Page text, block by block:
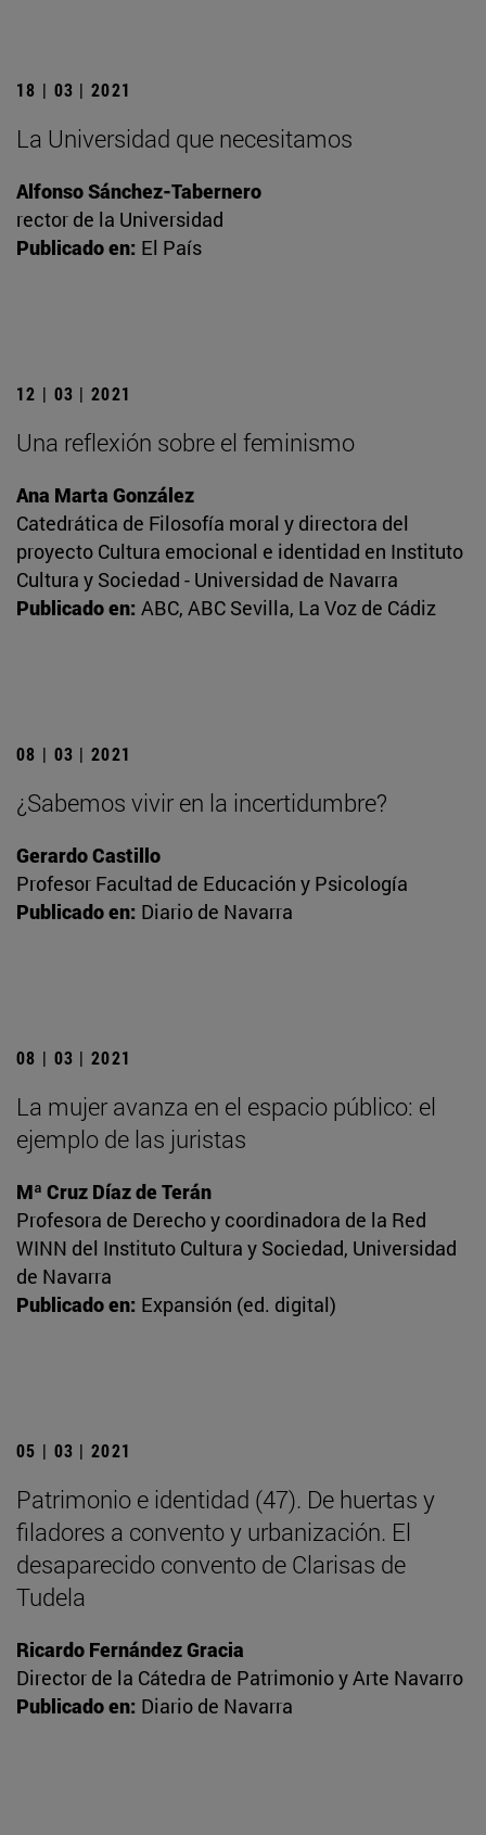
18 | 03 | 2021
La Universidad que necesitamos
Alfonso Sánchez-Tabernero
rector de la Universidad
Publicado en: El País
12 | 03 | 2021
Una reflexión sobre el feminismo
Ana Marta González
Catedrática de Filosofía moral y directora del
proyecto Cultura emocional e identidad en Instituto
Cultura y Sociedad - Universidad de Navarra
Publicado en: ABC, ABC Sevilla, La Voz de Cádiz
08 | 03 | 2021
¿Sabemos vivir en la incertidumbre?
Gerardo Castillo
Profesor Facultad de Educación y Psicología
Publicado en: Diario de Navarra
08 | 03 | 2021
La mujer avanza en el espacio público: el
ejemplo de las juristas
Mª Cruz Díaz de Terán
Profesora de Derecho y coordinadora de la Red
WINN del Instituto Cultura y Sociedad, Universidad
de Navarra
Publicado en: Expansión (ed. digital)
05 | 03 | 2021
Patrimonio e identidad (47). De huertas y
filadores a convento y urbanización. El
desaparecido convento de Clarisas de
Tudela
Ricardo Fernández Gracia
Director de la Cátedra de Patrimonio y Arte Navarro
Publicado en: Diario de Navarra